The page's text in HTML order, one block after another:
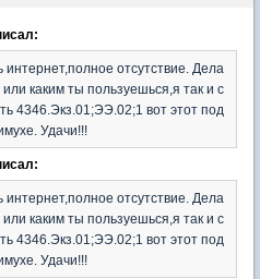
отсутствие. Дела
каким ты пользуешься,я так и с
4346.Экз.01;ЭЭ.02;1 вот этот под
Удачи!!!
отсутствие. Дела
каким ты пользуешься,я так и с
4346.Экз.01;ЭЭ.02;1 вот этот под
Удачи!!!